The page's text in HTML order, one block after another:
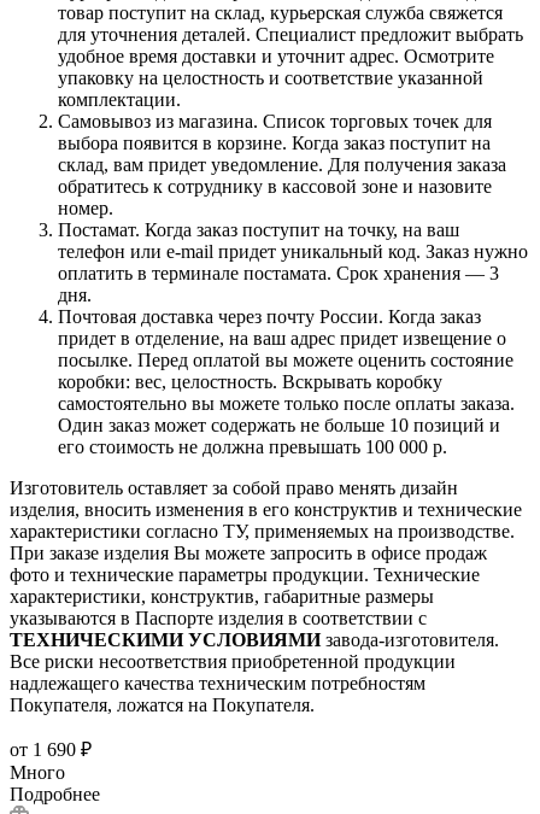
товар поступит на склад, курьерская служба свяжется
для уточнения деталей. Специалист предложит выбрать
удобное время доставки и уточнит адрес. Осмотрите
упаковку на целостность и соответствие указанной
комплектации.
Самовывоз из магазина. Список торговых точек для
выбора появится в корзине. Когда заказ поступит на
склад, вам придет уведомление. Для получения заказа
обратитесь к сотруднику в кассовой зоне и назовите
номер.
Постамат. Когда заказ поступит на точку, на ваш
телефон или e-mail придет уникальный код. Заказ нужно
оплатить в терминале постамата. Срок хранения — 3
дня.
Почтовая доставка через почту России. Когда заказ
придет в отделение, на ваш адрес придет извещение о
посылке. Перед оплатой вы можете оценить состояние
коробки: вес, целостность. Вскрывать коробку
самостоятельно вы можете только после оплаты заказа.
Один заказ может содержать не больше 10 позиций и
его стоимость не должна превышать 100 000 р.
Изготовитель оставляет за собой право менять дизайн
изделия, вносить изменения в его конструктив и технические
характеристики согласно ТУ, применяемых на производстве.
При заказе изделия Вы можете запросить в офисе продаж
фото и технические параметры продукции. Технические
характеристики, конструктив, габаритные размеры
указываются в Паспорте изделия в соответствии с
ТЕХНИЧЕСКИМИ УСЛОВИЯМИзавода-изготовителя.
Все риски несоответствия приобретенной продукции
надлежащего качества техническим потребностям
Покупателя, ложатся на Покупателя.
от 1 690 ₽
Много
Подробнее